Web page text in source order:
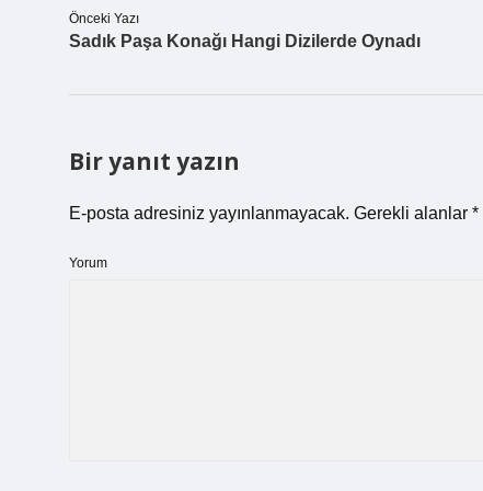
Önceki Yazı
Sadık Paşa Konağı Hangi Dizilerde Oynadı
Bir yanıt yazın
E-posta adresiniz yayınlanmayacak. Gerekli alanlar *
Yorum